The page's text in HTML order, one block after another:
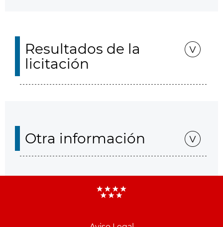
Resultados de la
licitación
Otra información